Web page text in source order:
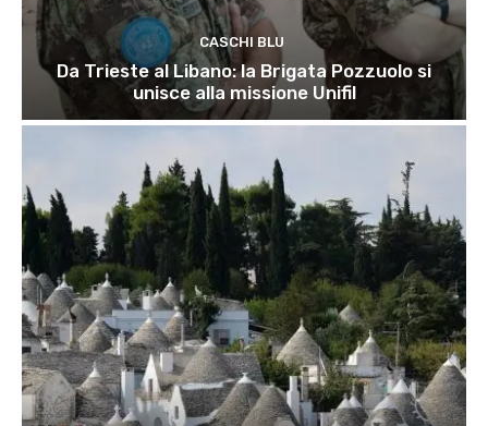
CASCHI BLU
Da Trieste al Libano: la Brigata Pozzuolo si
unisce alla missione Unifil